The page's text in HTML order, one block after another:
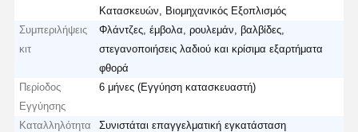
Κατασκευών, Βιομηχανικός Εξοπλισμός
Συμπεριλήψεις
κιτ
Φλάντζες, έμβολα, ρουλεμάν, βαλβίδες,
στεγανοποιήσεις λαδιού και κρίσιμα εξαρτήματα
φθορά
Περίοδος
Εγγύησης
6 μήνες (Εγγύηση κατασκευαστή)
Καταλληλότητα
Συνιστάται επαγγελματική εγκατάσταση